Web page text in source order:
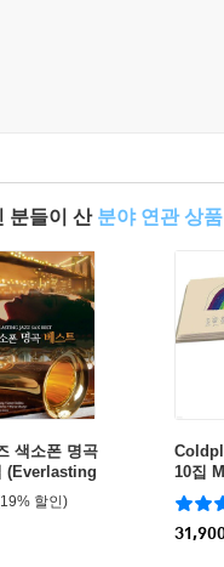
분들이 산 분야 연관 상품
색소폰 명곡
(Everlasting
할인)
10집